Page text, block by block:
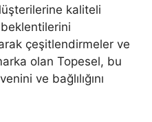
kaliteli
çeşitlendirmeler ve
olan Topesel, bu
ve bağlılığını